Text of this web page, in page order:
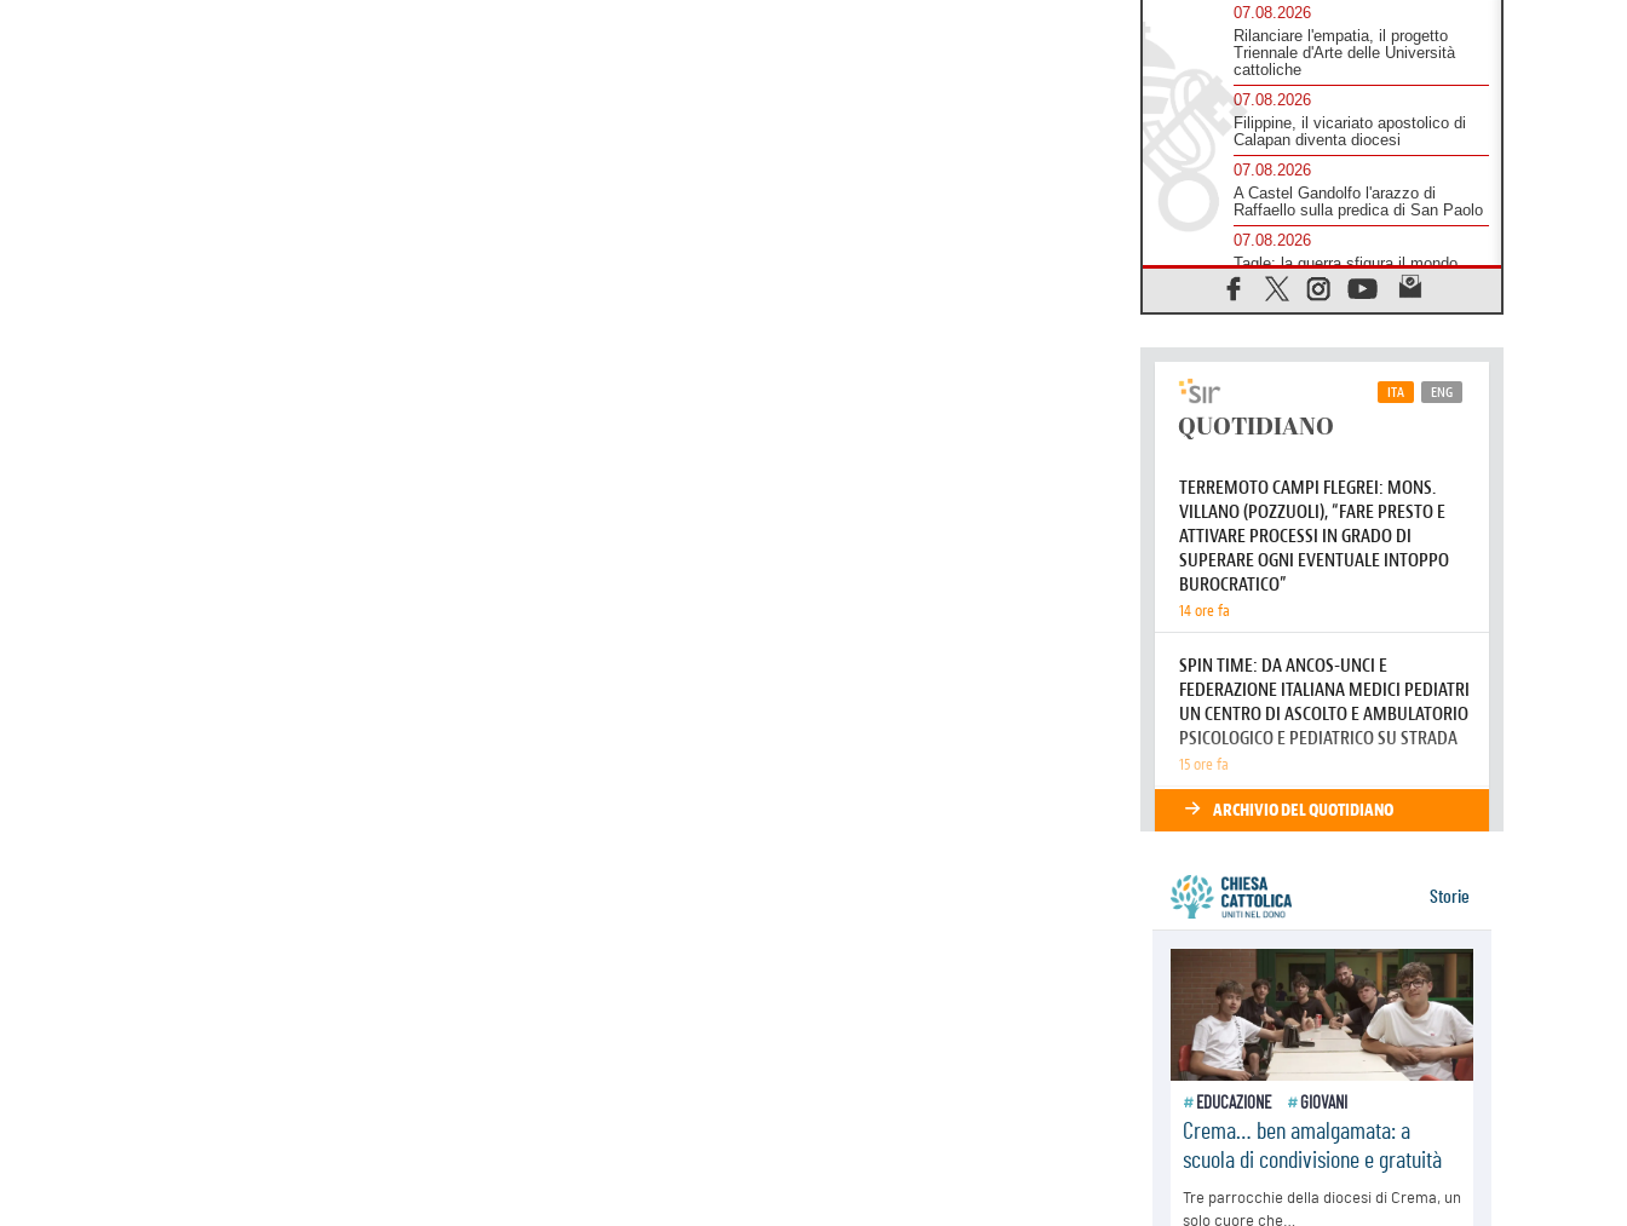
07.08.2026
Rilanciare l'empatia, il progetto
Triennale d'Arte delle Università
cattoliche
07.08.2026
Filippine, il vicariato apostolico di
Calapan diventa diocesi
07.08.2026
A Castel Gandolfo l'arazzo di
Raffaello sulla predica di San Paolo
07.08.2026
Tagle: la guerra sfigura il mondo,
solo la rivelazione di Dio lo
trasfigura
Il Papa in Francia, quattro giorni
intensi tra Chiesa, popolo e
07.08.2026
SIGNIS 2026, dare voce alle
07.08.2026
Honduras, gli sfollati invisibili di una
crisi dimenticata
07.08.2026
Italia, Antigone: carceri al limite
sovraffollamento
07.08.2026
Parolin conclude il viaggio in
Messico: "La pace inizia con
l'empatia per il dolore altrui"
07.08.2026
la visita del Papa dono per tutto il
Paese